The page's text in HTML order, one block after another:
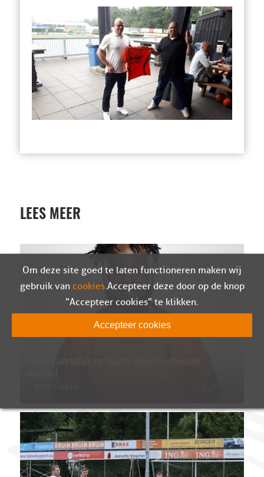
LEES MEER
Om deze site goed te laten functioneren maken wij
gebruik van cookies. Accepteer deze door op de knop
"Accepteer cookies" te klikken.
Accepteer cookies